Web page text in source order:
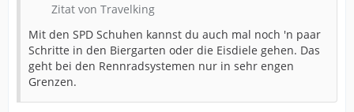
Zitat von Travelking
Mit den SPD Schuhen kannst du auch mal noch 'n paar
Schritte in den Biergarten oder die Eisdiele gehen. Das
geht bei den Rennradsystemen nur in sehr engen
Grenzen.